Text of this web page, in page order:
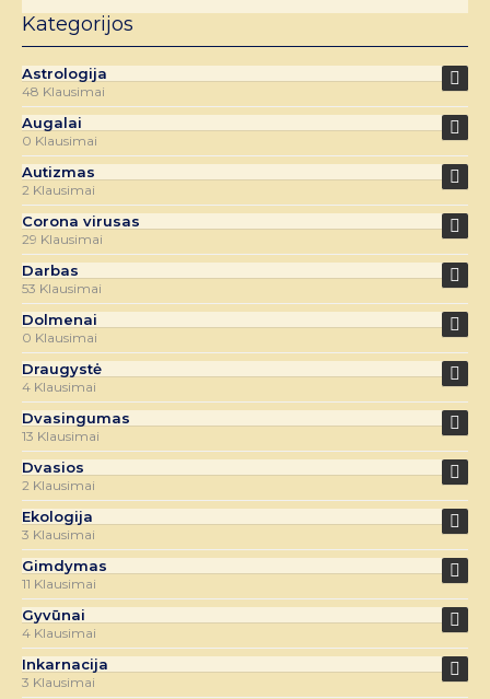
Kategorijos
Astrologija
48 Klausimai
Augalai
0 Klausimai
Autizmas
2 Klausimai
Corona virusas
29 Klausimai
Darbas
53 Klausimai
Dolmenai
0 Klausimai
Draugystė
4 Klausimai
Dvasingumas
13 Klausimai
Dvasios
2 Klausimai
Ekologija
3 Klausimai
Gimdymas
11 Klausimai
Gyvūnai
4 Klausimai
Inkarnacija
3 Klausimai